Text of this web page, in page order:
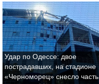
Удар по Одессе: двое
пострадавших, на стадионе
«Черноморец» снесло часть